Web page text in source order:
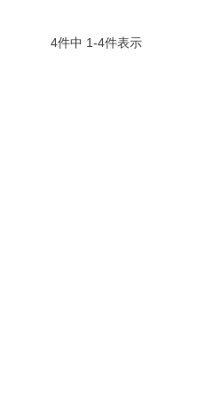
4件中 1-4件表示